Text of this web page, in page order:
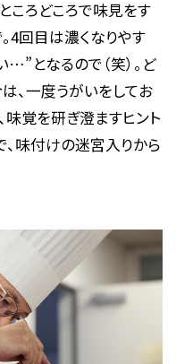
ころどころで味見をす
4回目は濃くなりやす
となるので（笑）。ど
、一度うがいをしてお
味覚を研ぎ澄ますヒント
、味付けの迷宮入りから